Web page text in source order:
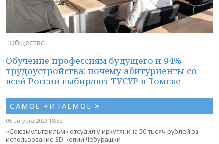
Общество
Обучение профессиям будущего и 94%
трудоустройства: почему абитуриенты со
всей России выбирают ТУСУР в Томске
САМОЕ ЧИТАЕМОЕ >
05 августа 2026 18:32
«Союзмультфильм» отсудил у иркутянина 50 тысяч рублей за
использование 3D-копии Чебурашки